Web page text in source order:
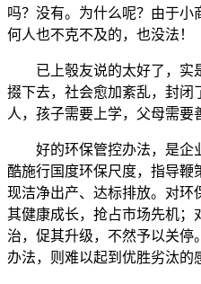
吗？没有。为什么呢？由于
何人也不克不及的，也没法！
已上彀友说的太好了，实
掇下去，社会愈加紊乱，封闭
人，孩子需要上学，父母需要
好的环保管控办法，是企
酷施行国度环保尺度，指导鞭
现洁净出产、达标排放。对环
其健康成长，抢占市场先机；
治，促其升级，不然予以关
办法，则难以起到优胜劣汰的